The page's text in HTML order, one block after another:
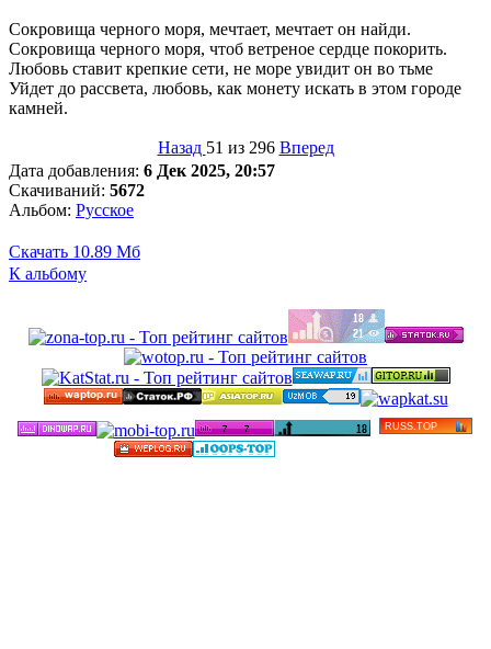
Сокровища черного моря, мечтает, мечтает он найди.
Сокровища черного моря, чтоб ветреное сердце покорить.
Любовь ставит крепкие сети, не море увидит он во тьме
Уйдет до рассвета, любовь, как монету искать в этом городе
камней.
Назад 51 из 296 Вперед
Дата добавления: 6 Дек 2025, 20:57
Скачиваний: 5672
Альбом: Русское
Скачать 10.89 Мб
К альбому